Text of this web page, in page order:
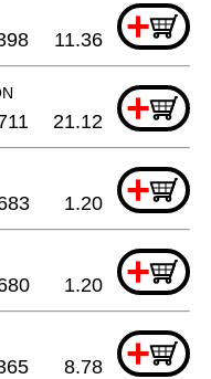
+
11.36
+
21.12
+
1.20
+
1.20
+
8.78